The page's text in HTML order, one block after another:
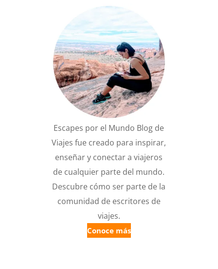
Escapes por el Mundo Blog de
Viajes fue creado para inspirar,
enseñar y conectar a viajeros
de cualquier parte del mundo.
Descubre cómo ser parte de la
comunidad de escritores de
viajes.
Conoce más